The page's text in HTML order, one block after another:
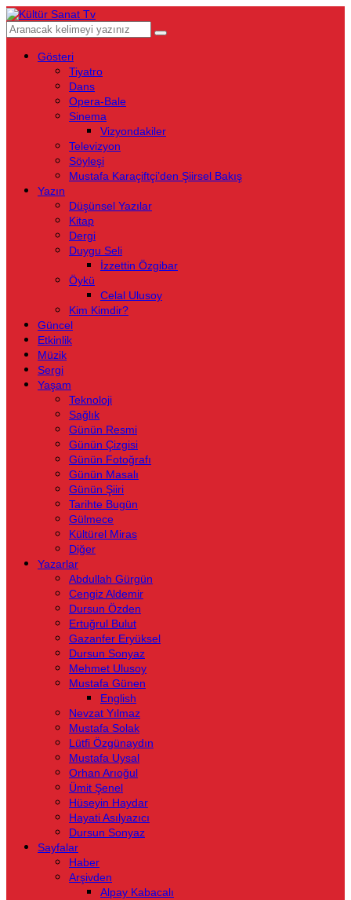
Gösteri
Tiyatro
Dans
Opera-Bale
Sinema
Vizyondakiler
Televizyon
Söyleşi
Mustafa Karaçiftçi’den Şiirsel Bakış
Yazın
Düşünsel Yazılar
Kitap
Dergi
Duygu Seli
İzzettin Özgibar
Öykü
Celal Ulusoy
Kim Kimdir?
Güncel
Etkinlik
Müzik
Sergi
Yaşam
Teknoloji
Sağlık
Günün Resmi
Günün Çizgisi
Günün Fotoğrafı
Günün Masalı
Günün Şiiri
Tarihte Bugün
Gülmece
Kültürel Miras
Diğer
Yazarlar
Abdullah Gürgün
Cengiz Aldemir
Dursun Özden
Ertuğrul Bulut
Gazanfer Eryüksel
Dursun Sonyaz
Mehmet Ulusoy
Mustafa Günen
English
Nevzat Yılmaz
Mustafa Solak
Lütfi Özgünaydın
Mustafa Uysal
Orhan Arıoğul
Ümit Şenel
Hüseyin Haydar
Hayati Asılyazıcı
Dursun Sonyaz
Sayfalar
Haber
Arşivden
Alpay Kabacalı